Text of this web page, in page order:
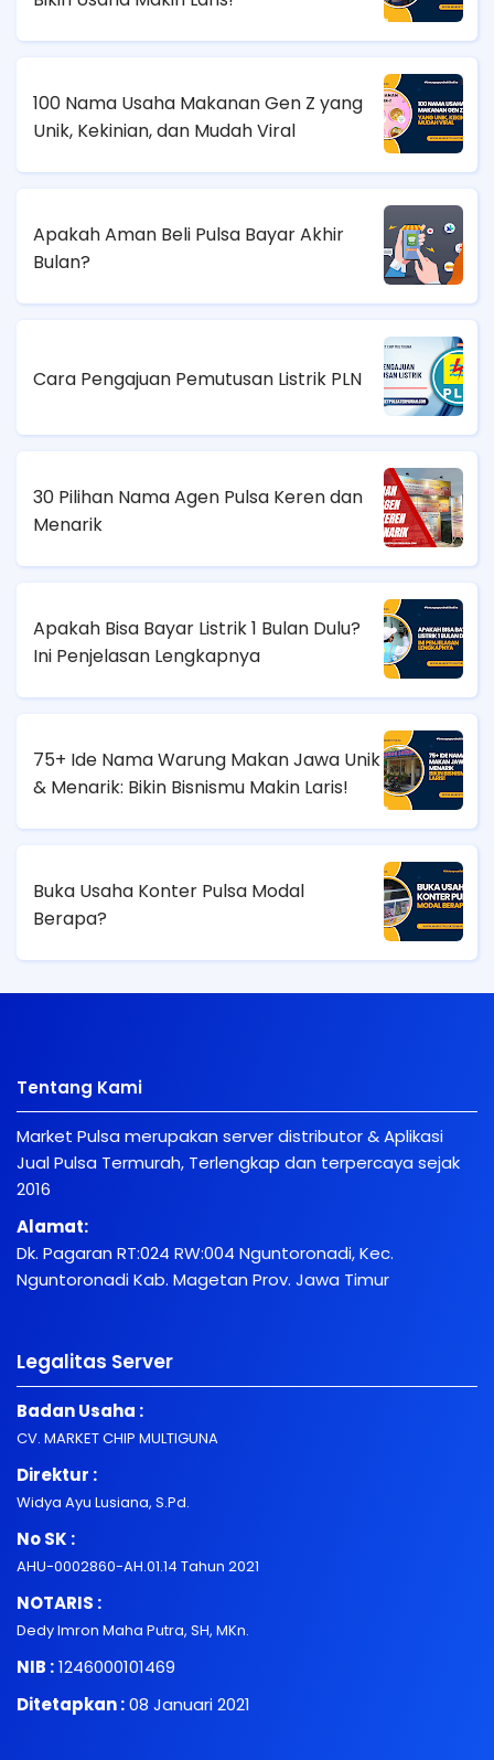
100 Nama Usaha Makanan Gen Z yang
Unik, Kekinian, dan Mudah Viral
Apakah Aman Beli Pulsa Bayar Akhir
Bulan?
Cara Pengajuan Pemutusan Listrik PLN
30 Pilihan Nama Agen Pulsa Keren dan
Menarik
Apakah Bisa Bayar Listrik 1 Bulan Dulu?
Ini Penjelasan Lengkapnya
75+ Ide Nama Warung Makan Jawa Unik
& Menarik: Bikin Bisnismu Makin Laris!
Buka Usaha Konter Pulsa Modal
Berapa?
Tentang Kami
Market Pulsa merupakan server distributor & Aplikasi
Jual Pulsa Termurah, Terlengkap dan terpercaya sejak
2016
Alamat:
Dk. Pagaran RT:024 RW:004 Nguntoronadi, Kec.
Nguntoronadi Kab. Magetan Prov. Jawa Timur
Legalitas Server
Badan Usaha :
CV. MARKET CHIP MULTIGUNA
Direktur :
Widya Ayu Lusiana, S.Pd.
No SK :
AHU-0002860-AH.01.14 Tahun 2021
NOTARIS :
Dedy Imron Maha Putra, SH, MKn.
NIB :1246000101469
Ditetapkan :08 Januari 2021